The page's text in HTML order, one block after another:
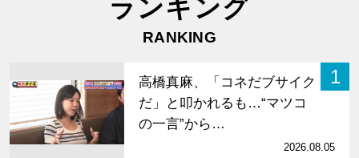
ランキング
RANKING
1
高橋真麻、「コネだブサイク
だ」と叩かれるも…“マツコ
の一言”から…
2026.08.05